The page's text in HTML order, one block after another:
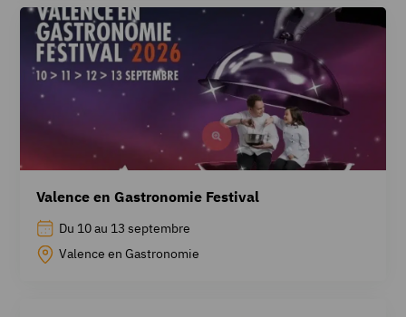
Valence en Gastronomie
Du 10 au 13 septembre
Valence en Gastronomie Festival